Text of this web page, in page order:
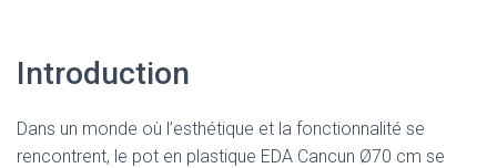
Introduction
Dans un monde où l’esthétique et la fonctionnalité se
rencontrent, le pot en plastique EDA Cancun Ø70 cm se